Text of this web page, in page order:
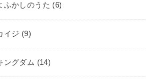
ふかしのうた (6)
イジ (9)
ングダム (14)